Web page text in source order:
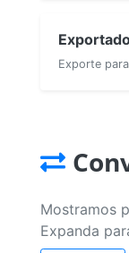
Exporte
Mostramos
Expanda